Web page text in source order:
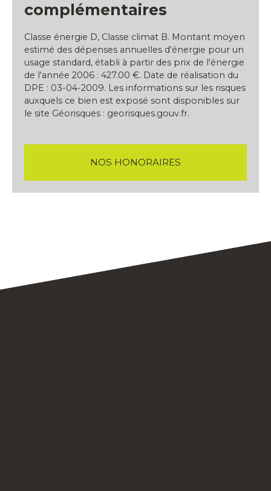
complémentaires
Classe énergie D, Classe climat B. Montant moyen
estimé des dépenses annuelles d'énergie pour un
usage standard, établi à partir des prix de l'énergie
de l'année 2006 : 427.00 €. Date de réalisation du
DPE : 03-04-2009. Les informations sur les risques
auxquels ce bien est exposé sont disponibles sur
le site Géorisques : georisques.gouv.fr.
NOS HONORAIRES